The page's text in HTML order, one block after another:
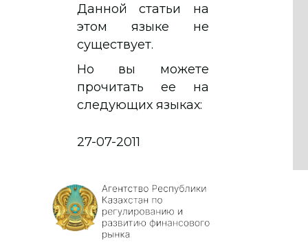
Данной статьи на
этом языке не
существует.
Но вы можете
прочитать ее на
следующих языках:
27-07-2011